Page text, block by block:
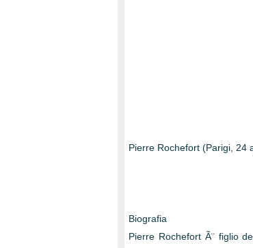
Pierre Rochefort (Parigi, 24
Biografia
Pierre Rochefort Ã¨ figlio